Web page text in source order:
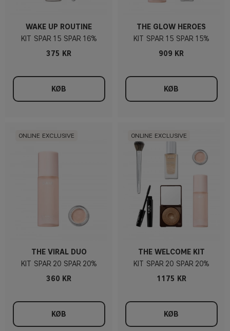
WAKE UP ROUTINE
KIT
15
16%
375 KR
KØB
THE GLOW HEROES
KIT
15
15%
909 KR
KØB
ONLINE EXCLUSIVE
THE VIRAL DUO
KIT
20
20%
360 KR
KØB
ONLINE EXCLUSIVE
THE WELCOME KIT
KIT
20
20%
1175 KR
KØB